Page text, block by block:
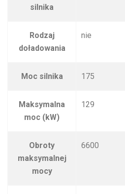
silnika
Rodzaj
doładowania
nie
Moc silnika 175
Maksymalna
moc (kW)
129
Obroty
maksymalnej
mocy
6600